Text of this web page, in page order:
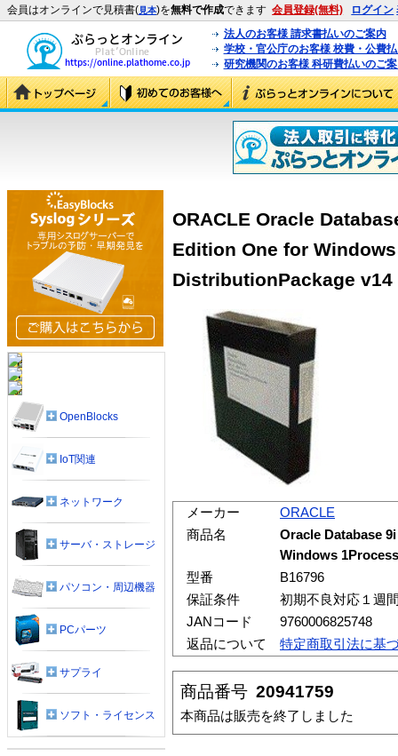
会員はオンラインで見積書(見本)を無料で作成できます 会員登録(無料) ログイン
法人のお客様 請求書払いのご案内
学校・官公庁のお客様 校費・公費
研究機関のお客様 科研費払いのご
ORACLE Oracle
Edition One for
DistributionPackage v14
メーカー
ORACLE
商品名
Oracle Database
Windows
型番
B16796
保証条件
初期不良対応１週
JANコード
9760006825748
返品について
特定商取引法に基
商品番号 20941759
本商品は販売を終了しました
OpenBlocks
IoT関連
ネットワーク
サーバ・ストレージ
パソコン・周辺機器
PCパーツ
サプライ
ソフト・ライセンス